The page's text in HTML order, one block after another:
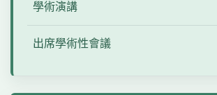
學術演講
出席學術性會議